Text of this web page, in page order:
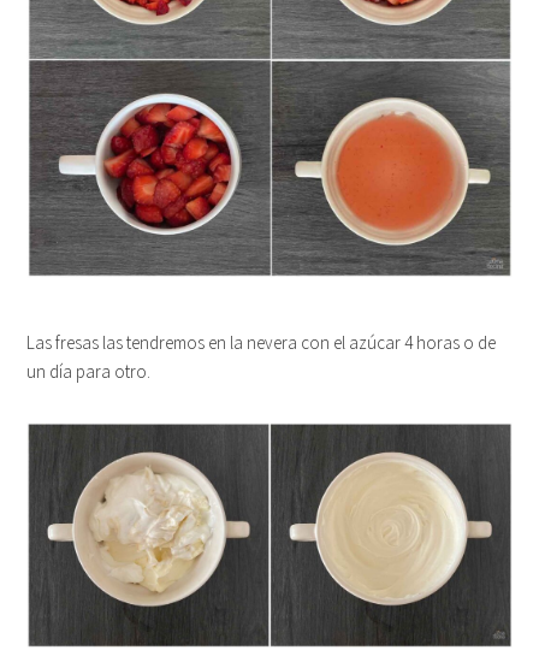
Las fresas las tendremos en la nevera con el azúcar 4 horas o de
un día para otro.